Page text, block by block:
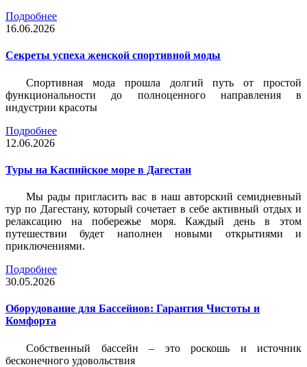
Подробнее
16.06.2026
Секреты успеха женской спортивной моды
Спортивная мода прошла долгий путь от простой
функциональности до полноценного направления в
индустрии красоты
Подробнее
12.06.2026
Туры на Каспийское море в Дагестан
Мы рады пригласить вас в наш авторский семидневный
тур по Дагестану, который сочетает в себе активный отдых и
релаксацию на побережье моря. Каждый день в этом
путешествии будет наполнен новыми открытиями и
приключениями.
Подробнее
30.05.2026
Оборудование для Бассейнов: Гарантия Чистоты и
Комфорта
Собственный бассейн – это роскошь и источник
бесконечного удовольствия